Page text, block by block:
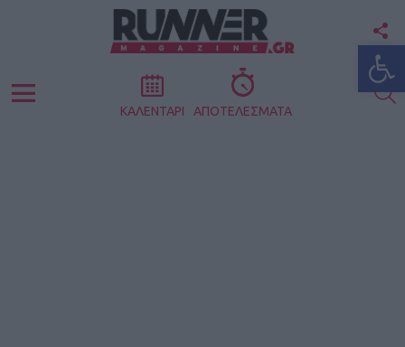
Menu ΚΑΛΕΝΤΑΡΙ ΑΠΟΤΕΛΕΣΜΑΤΑ